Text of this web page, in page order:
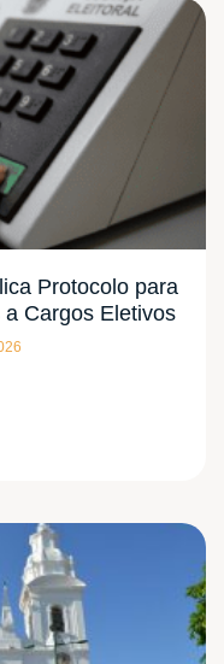
Protocolo para
Cargos Eletivos